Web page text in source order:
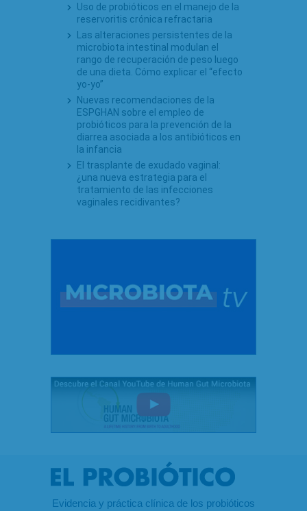
Uso de probióticos en el manejo de la
reservoritis crónica refractaria
Las alteraciones persistentes de la
microbiota intestinal modulan el
rango de recuperación de peso luego
de una dieta. Cómo explicar el “efecto
yo-yo”
Nuevas recomendaciones de la
ESPGHAN sobre el empleo de
probióticos para la prevención de la
diarrea asociada a los antibióticos en
la infancia
El trasplante de exudado vaginal:
¿una nueva estrategia para el
tratamiento de las infecciones
vaginales recidivantes?
Evidencia y práctica clínica de los probióticos